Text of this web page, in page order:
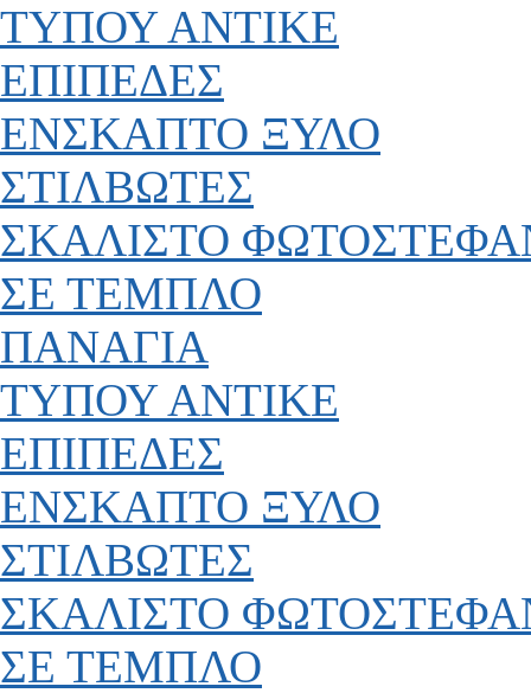
ΤΥΠΟΥ ΑΝΤΙΚΕ
ΕΠΙΠΕΔΕΣ
ΕΝΣΚΑΠΤΟ ΞΥΛΟ
ΣΤΙΛΒΩΤΕΣ
ΣΚΑΛΙΣΤΟ
ΣΕ ΤΕΜΠΛΟ
ΠΑΝΑΓΙΑ
ΤΥΠΟΥ ΑΝΤΙΚΕ
ΕΠΙΠΕΔΕΣ
ΕΝΣΚΑΠΤΟ ΞΥΛΟ
ΣΤΙΛΒΩΤΕΣ
ΣΚΑΛΙΣΤΟ
ΣΕ ΤΕΜΠΛΟ